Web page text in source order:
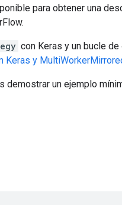
para obtener una
con Keras y un bucle
Keras y
un ejemplo